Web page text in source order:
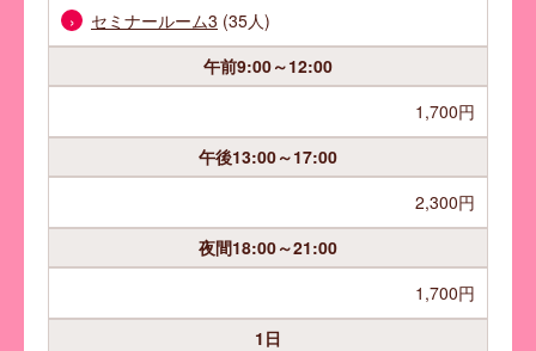
セミナールーム3 (35人)
午前9:00～12:00
1,700円
午後13:00～17:00
2,300円
夜間18:00～21:00
1,700円
1日